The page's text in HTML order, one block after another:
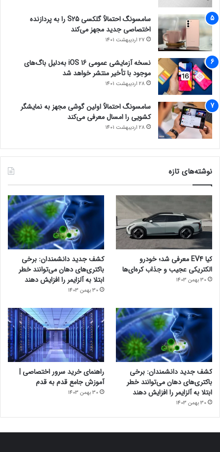
سامسونگ احتمالاً گلکسی S25 را به پردازنده
اختصاصی جدید مجهز می‌کند
27 اردیبهشت 1401
نسخه آزمایشی عمومی iOS 16 به‌دلیل باگ‌های
موجود با تأخیر منتشر خواهد شد
28 اردیبهشت 1401
سامسونگ احتمالاً اولین گوشی مجهز به نمایشگر
کشویی را امسال معرفی می‌کند
28 اردیبهشت 1401
نوشته‌های تازه
کیا EV4 معرفی شد؛ خودرو
الکتریکی عجیب و جذاب کره‌ای‌ها
30 بهمن 1403
کشف جدید دانشمندان: برخی
باکتری‌های دهان می‌توانند خطر
ابتلا به آلزایمر را افزایش دهند
30 بهمن 1403
کشف جدید دانشمندان: برخی
باکتری‌های دهان می‌توانند خطر
ابتلا به آلزایمر را افزایش دهند
30 بهمن 1403
راهنمای خرید سرور اختصاصی |
آموزش جامع قدم به قدم
30 بهمن 1403